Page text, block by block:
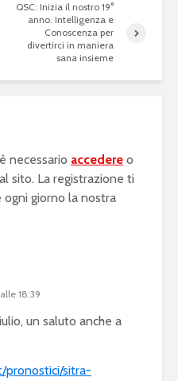
QSC: Inizia il nostro 19°
anno. Intelligenza e
Conoscenza per
divertirci in maniera
sana insieme
necessario accedere o
al sito. La registrazione ti
giorno la nostra
18:39
un saluto anche a
pronostici/sitra-